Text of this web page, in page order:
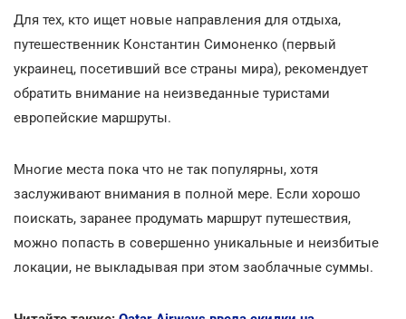
Для тех, кто ищет новые направления для отдыха,
путешественник Константин Симоненко (первый
украинец, посетивший все страны мира), рекомендует
обратить внимание на неизведанные туристами
европейские маршруты.
Многие места пока что не так популярны, хотя
заслуживают внимания в полной мере. Если хорошо
поискать, заранее продумать маршрут путешествия,
можно попасть в совершенно уникальные и неизбитые
локации, не выкладывая при этом заоблачные суммы.